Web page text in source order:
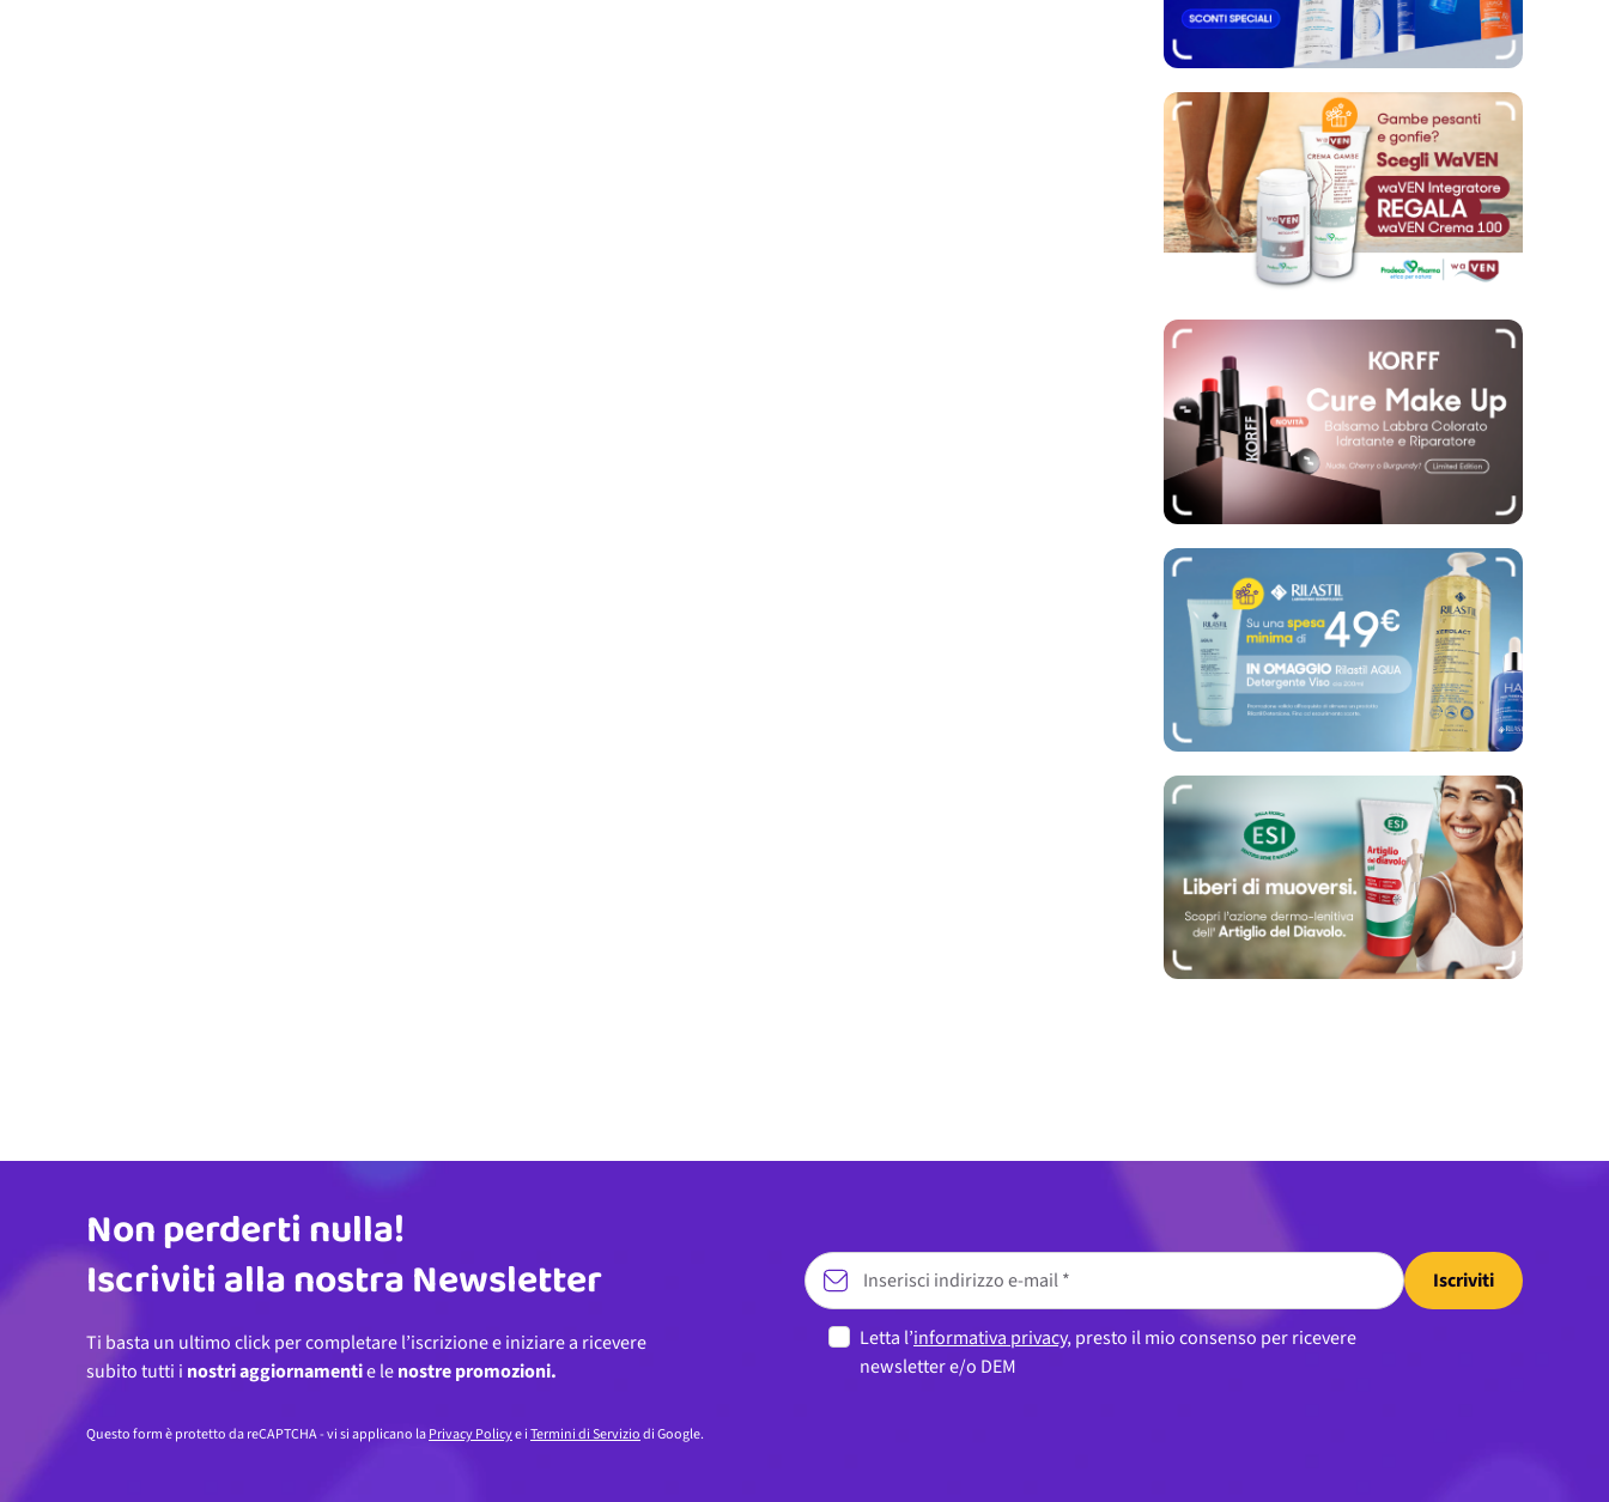
Indirizzo email
Non perderti nulla!
Iscriviti alla nostra Newsletter
Ti basta un ultimo click per completare l’iscrizione e iniziare a ricevere
subito tutti i nostri aggiornamentie lenostre promozioni.
Iscriviti
Letta l’informativa privacy, presto il mio consenso per ricevere
newsletter e/o DEM
Questo form è protetto da reCAPTCHA - vi si applicano laPrivacy Policye iTermini di Serviziodi Google.